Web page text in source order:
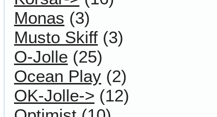
Monas (3)
Musto Skiff (3)
O-Jolle (25)
Ocean Play (2)
OK-Jolle-> (12)